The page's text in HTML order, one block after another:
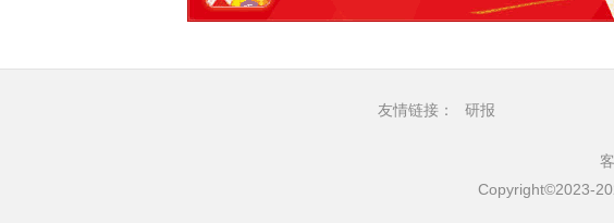
友情链接： 研报
Copyright©2023-